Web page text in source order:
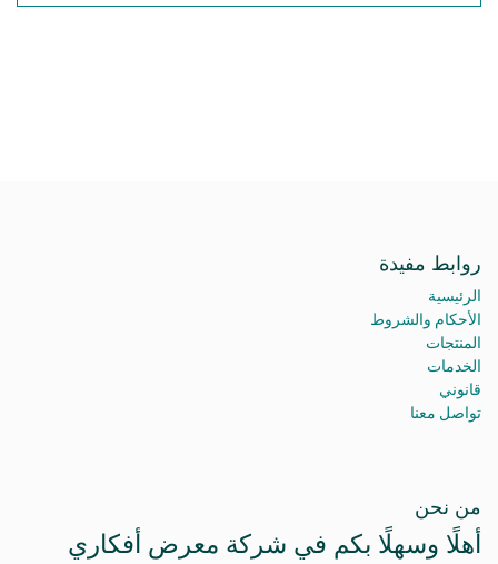
روابط مفيدة
الرئيسية
الأحكام والشروط
المنتجات
الخدمات
قانوني
تواصل معنا
من نحن
أهلًا وسهلًا بكم في شركة معرض أفكاري